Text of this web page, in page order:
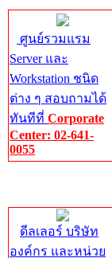
ศูนย์รวมแรม
Server และ
Workstation ชนิด
ต่าง ๆ สอบถามได้
ทันทีที่ Corporate
Center: 02-641-
0055
ดีลเลอร์ บริษัท
องค์กร และหน่วย